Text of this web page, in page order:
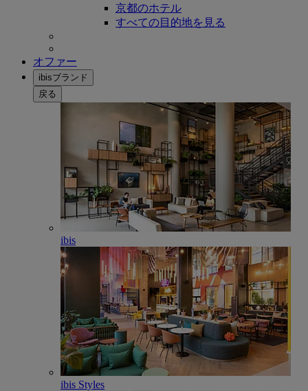
京都のホテル
すべての目的地を見る
オファー
ibisブランド
戻る
ibis
ibis Styles